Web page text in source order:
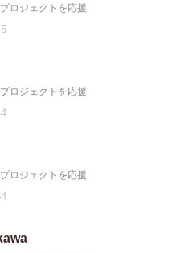
ロジェクトを応援
ロジェクトを応援
ロジェクトを応援